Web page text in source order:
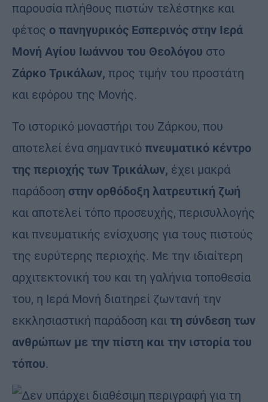
παρουσία πλήθους πιστών τελέστηκε και
φέτος ο πανηγυρικός Εσπερινός στην Ιερά
Μονή Αγίου Ιωάννου του Θεολόγου στο
Ζάρκο Τρικάλων, προς τιμήν του προστάτη
και εφόρου της Μονής.
Το ιστορικό μοναστήρι του Ζάρκου, που
αποτελεί ένα σημαντικό πνευματικό κέντρο
της περιοχής των Τρικάλων, έχει μακρά
παράδοση στην ορθόδοξη λατρευτική ζωή
και αποτελεί τόπο προσευχής, περισυλλογής
και πνευματικής ενίσχυσης για τους πιστούς
της ευρύτερης περιοχής. Με την ιδιαίτερη
αρχιτεκτονική του και τη γαλήνια τοποθεσία
του, η Ιερά Μονή διατηρεί ζωντανή την
εκκλησιαστική παράδοση και τη σύνδεση των
ανθρώπων με την πίστη και την ιστορία του
τόπου.